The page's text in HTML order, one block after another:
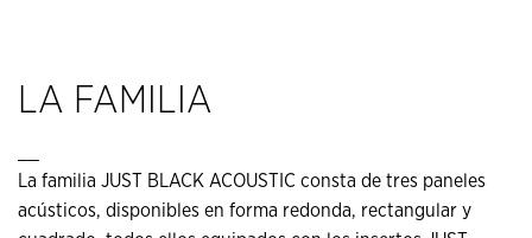
LA FAMILIA
La familia JUST BLACK ACOUSTIC consta de tres paneles
acústicos, disponibles en forma redonda, rectangular y